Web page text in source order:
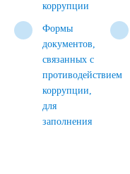
коррупции
Формы
документов,
связанных с
противодействием
коррупции,
для
заполнения